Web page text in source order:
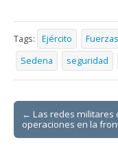
Tags: Ejército
Sedena
seguridad
Post
navigation
← Las redes militares
operaciones en la